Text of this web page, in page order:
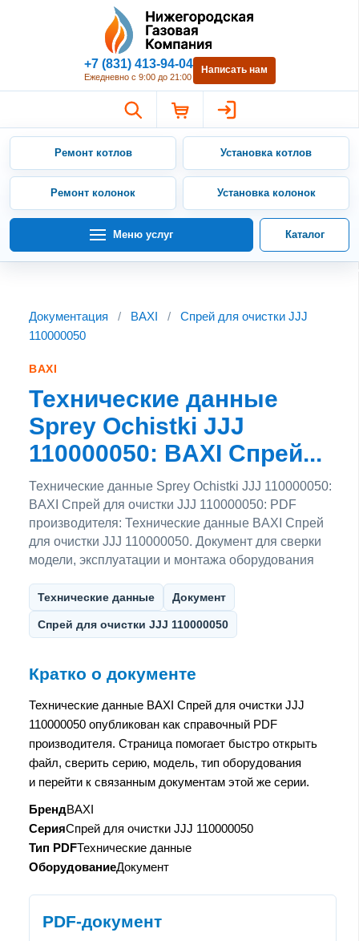
Нижегородская Газовая
+7 (831) 413-94-04
Ежедневно с 9:00 до 21:00
Написать нам
Ремонт котлов Установка котлов
Ремонт колонок Установка колонок
Меню услуг Каталог
Документация / BAXI /
Спрей для очистки JJJ
110000050
BAXI
Технические данные
Sprey Ochistki JJJ
110000050: BAXI Спрей...
Технические данные Sprey Ochistki JJJ 110000050:
BAXI Спрей для очистки JJJ 110000050: PDF
производителя: Технические данные BAXI Спрей
для очистки JJJ 110000050. Документ для сверки
модели, эксплуатации и монтажа оборудования
Технические данные Документ
Спрей для очистки JJJ 110000050
Кратко о документе
Технические данные BAXI Спрей для очистки JJJ
110000050 опубликован как справочный PDF
производителя. Страница помогает быстро открыть
файл, сверить серию, модель, тип оборудования
и перейти к связанным документам этой же серии.
БрендBAXI
СерияСпрей для очистки JJJ 110000050
Тип PDFТехнические данные
ОборудованиеДокумент
PDF-документ